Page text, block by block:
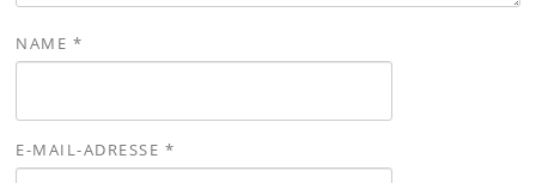
NAME *
E-MAIL-ADRESSE *